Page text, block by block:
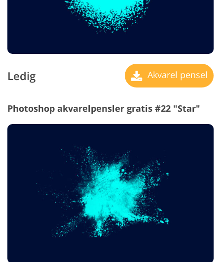
Ledig Akvarel pensel
Photoshop akvarelpensler gratis #22 "Star"